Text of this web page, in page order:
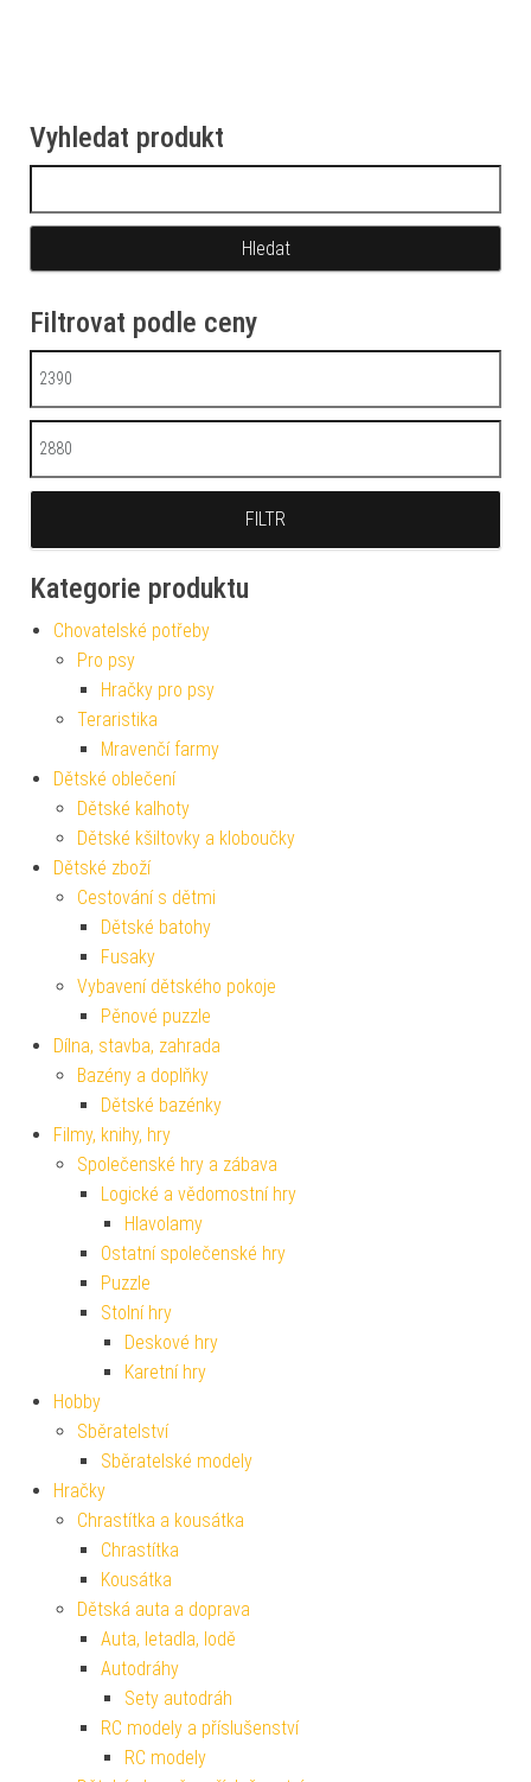
Vyhledat produkt
Filtrovat podle ceny
Minimální cena
Maximální cena
FILTR
Kategorie produktu
Chovatelské potřeby
Pro psy
Hračky pro psy
Teraristika
Mravenčí farmy
Dětské oblečení
Dětské kalhoty
Dětské kšiltovky a kloboučky
Dětské zboží
Cestování s dětmi
Dětské batohy
Fusaky
Vybavení dětského pokoje
Pěnové puzzle
Dílna, stavba, zahrada
Bazény a doplňky
Dětské bazénky
Filmy, knihy, hry
Společenské hry a zábava
Logické a vědomostní hry
Hlavolamy
Ostatní společenské hry
Puzzle
Stolní hry
Deskové hry
Karetní hry
Hobby
Sběratelství
Sběratelské modely
Hračky
Chrastítka a kousátka
Chrastítka
Kousátka
Dětská auta a doprava
Auta, letadla, lodě
Autodráhy
Sety autodráh
RC modely a příslušenství
RC modely